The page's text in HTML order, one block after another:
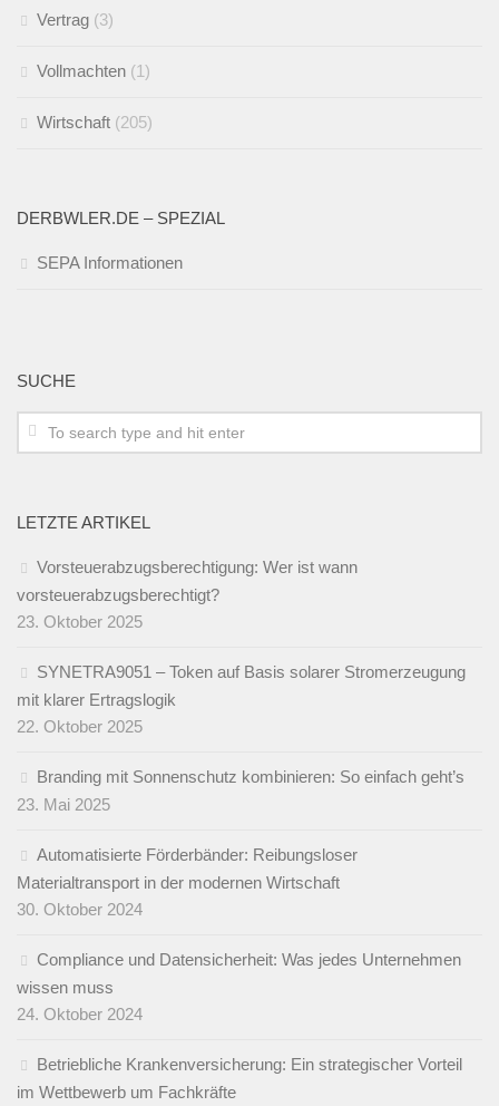
Vertrag (3)
Vollmachten (1)
Wirtschaft (205)
DERBWLER.DE – SPEZIAL
SEPA Informationen
SUCHE
LETZTE ARTIKEL
Vorsteuerabzugsberechtigung: Wer ist wann
vorsteuerabzugsberechtigt?
23. Oktober 2025
SYNETRA9051 – Token auf Basis solarer Stromerzeugung
mit klarer Ertragslogik
22. Oktober 2025
Branding mit Sonnenschutz kombinieren: So einfach geht’s
23. Mai 2025
Automatisierte Förderbänder: Reibungsloser
Materialtransport in der modernen Wirtschaft
30. Oktober 2024
Compliance und Datensicherheit: Was jedes Unternehmen
wissen muss
24. Oktober 2024
Betriebliche Krankenversicherung: Ein strategischer Vorteil
im Wettbewerb um Fachkräfte